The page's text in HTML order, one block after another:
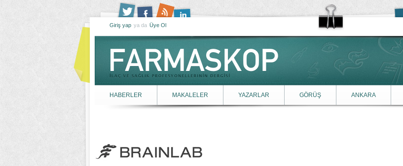
Giriş yap ya da Üye Ol
HABERLER MAKALELER YAZARLAR GÖRÜŞ ANKARA